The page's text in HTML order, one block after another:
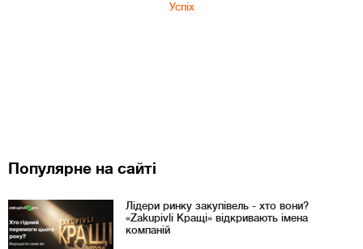
Успіх
Популярне на сайті
Лідери ринку закупівель - хто вони?
«Zakupivli Кращі» відкривають імена
компаній